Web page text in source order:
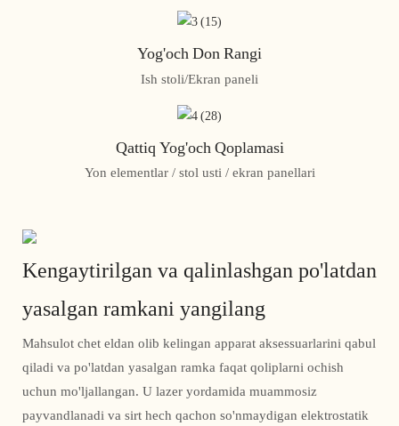
Yog'och Don Rangi
Ish stoli/Ekran paneli
Qattiq Yog'och Qoplamasi
Yon elementlar / stol usti / ekran panellari
Kengaytirilgan va qalinlashgan po'latdan
yasalgan ramkani yangilang
Mahsulot chet eldan olib kelingan apparat aksessuarlarini qabul
qiladi va po'latdan yasalgan ramka faqat qoliplarni ochish
uchun mo'ljallangan. U lazer yordamida muammosiz
payvandlanadi va sirt hech qachon so'nmaydigan elektrostatik